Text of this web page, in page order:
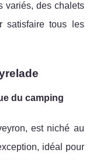
variés, des chalets
satisfaire tous les
du camping
est niché au
idéal pour